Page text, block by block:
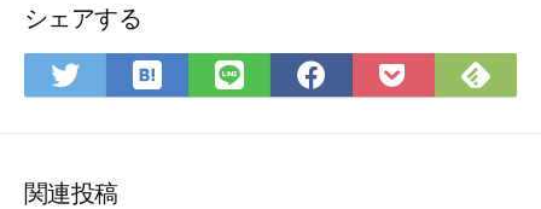
シェアする
Twitter
で
ア
は
て
LINE
で
Facebook
で
Pocket
に
で
関連投稿